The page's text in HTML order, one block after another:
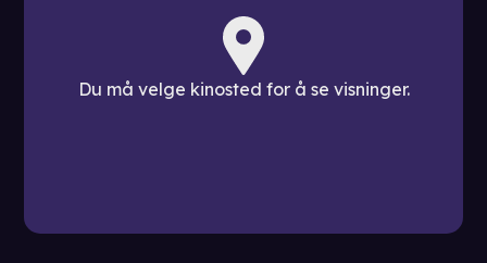
Du må velge kinosted for å se visninger.